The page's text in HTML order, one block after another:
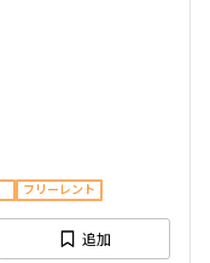
フリーレント
追加